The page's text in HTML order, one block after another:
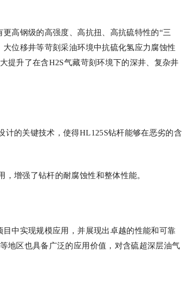
高钢级的高强度、高抗扭、高抗硫特性的“三
位移井等苛刻采油环境中抗硫化氢应力腐蚀性
提升了在含H2S气藏苛刻环境下的深井、复杂井
的关键技术，使得HL125S钻杆能够在恶劣的含
增强了钻杆的耐腐蚀性和整体性能。
中实现规模应用，并展现出卓越的性能和可靠
地区也具备广泛的应用价值，对含硫超深层油气